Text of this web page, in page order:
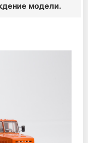
модели.